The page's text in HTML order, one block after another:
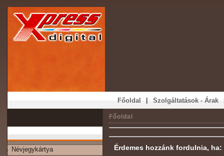
Főoldal | Szolgáltatások - Árak
Névjegykártya
Főoldal
Érdemes hozzánk fordulnia, ha: